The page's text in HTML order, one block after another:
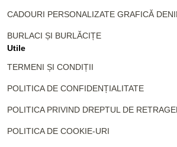
CADOURI PERSONALIZATE GRAFICĂ
BURLACI ȘI BURLĂCIȚE
Utile
TERMENI ȘI CONDIȚII
POLITICA DE CONFIDENȚIALITATE
POLITICA PRIVIND DREPTUL DE
POLITICA DE COOKIE-URI